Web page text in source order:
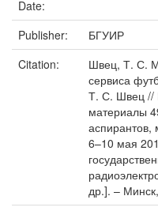
Date:
Publisher:
БГУИР
Citation:
Швец, Т. С.
сервиса
Т. С. Швец //
материалы
аспирантов,
6–10 мая
др.]. –